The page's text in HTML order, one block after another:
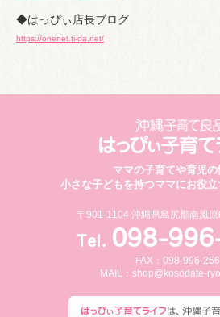
◆はっぴぃ店長ブログ
https://onenet.ti-da.net/
ママの子育てや育児の
小さな子どもを持つママにお役
〒901-1104 沖縄県島尻郡南風
FAX：098-996-
MAIL： shop@kosodate-